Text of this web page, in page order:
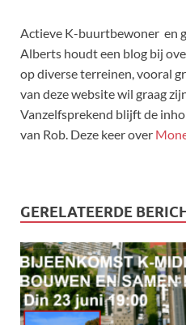
Actieve K-buurtbewoner en
Alberts houdt een blog bij
op diverse terreinen, vooral
van deze website wil graag
Vanzelfsprekend blijft de
van Rob. Deze keer over
GERELATEERDE